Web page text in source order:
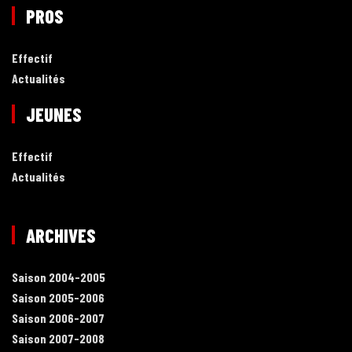
PROS
Effectif
Actualités
JEUNES
Effectif
Actualités
ARCHIVES
Saison 2004-2005
Saison 2005-2006
Saison 2006-2007
Saison 2007-2008